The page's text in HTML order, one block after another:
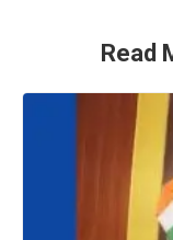
Read